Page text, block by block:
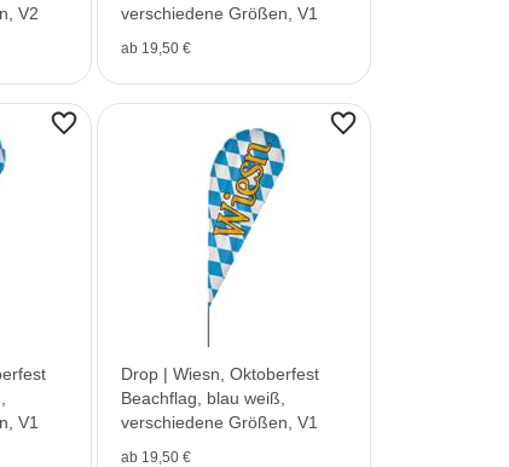
V2
verschiedene Größen, V1
ab 19,50 €
V1
Drop | Wiesn, Oktoberfest
Beachflag, blau weiß,
verschiedene Größen, V1
ab 19,50 €